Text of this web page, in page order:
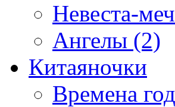
Невеста-
Ангелы (2)
Китаяночки
Времена